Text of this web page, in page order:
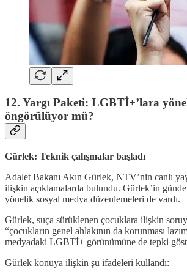
12. Yargı Paketi: LGBTİ+’lara
öngörülüyor mü?
Gürlek: Teknik çalışmalar başladı
Adalet Bakanı Akın Gürlek, NTV’nin canlı
ilişkin açıklamalarda bulundu. Gürlek’in
yönelik sosyal medya düzenlemeleri de vardı.
Gürlek, suça sürüklenen çocuklara ilişkin
“çocukların genel ahlakının da korunması
medyadaki LGBTİ+ görünümüne de tepki
Gürlek konuya ilişkin şu ifadeleri kullandı: